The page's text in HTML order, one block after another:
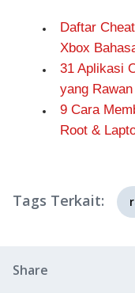
Daftar
Xbox
31 Aplikasi
yang
9 Cara
Root &
Tags Terkait:
Share